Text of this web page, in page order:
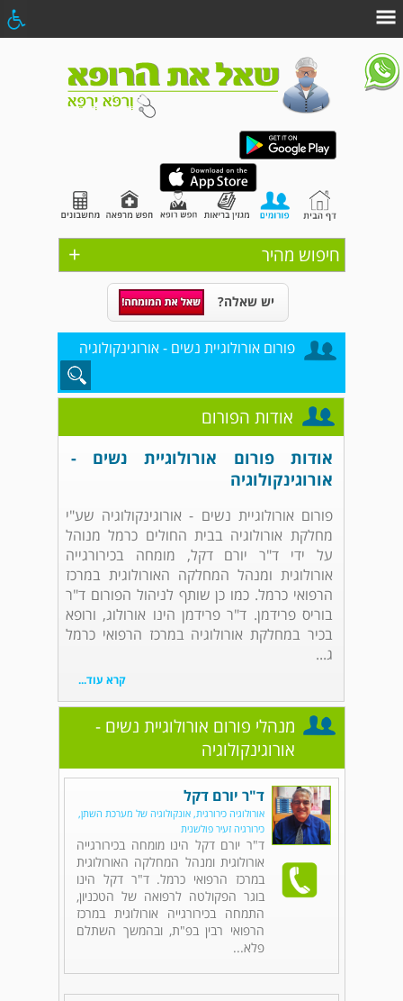
+ חיפוש מהיר
יש שאלה?
פורום אורולוגיית נשים - אורוגינקולוגיה
אודות הפורום
אודות פורום אורולוגיית נשים -
אורוגינקולוגיה
פורום אורולוגיית נשים - אורוגינקולוגיה שע"י
מחלקת אורולוגיה בבית החולים כרמל מנוהל
על ידי ד"ר יורם דקל, מומחה בכירורגייה
אורולוגית ומנהל המחלקה האורולוגית במרכז
הרפואי כרמל. כמו כן שותף לניהול הפורום ד"ר
בוריס פרידמן. ד"ר פרידמן הינו אורולוג, ורופא
בכיר במחלקת אורולוגיה במרכז הרפואי כרמל
ג...
קרא עוד...
מנהלי פורום אורולוגיית נשים -
אורוגינקולוגיה
ד"ר יורם דקל
אורולוגיה כירורגית, אונקולוגיה של מערכת השתן,
כירורגיה זעיר פולשנית
ד"ר יורם דקל הינו מומחה בכירורגייה
אורולוגית ומנהל המחלקה האורולוגית
במרכז הרפואי כרמל. ד"ר דקל הינו
בוגר הפקולטה לרפואה של הטכניון,
התמחה בכירורגייה אורולוגית במרכז
הרפואי רבין בפ"ת, ובהמשך השתלם
פלא...